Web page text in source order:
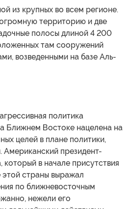
из крупных во всем регионе.
территорию и две
полосы длиной 4 200
там сооружений
возведенными на базе Аль-
политика
Ближнем Востоке нацелена на
целей в плане политики,
Американский президент-
в начале присутствия
этой страны выражал
по ближневосточным
нежели его